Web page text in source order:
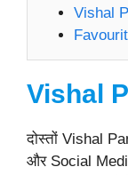
Vishal
Vishal
दोस्तों Vishal
और Social